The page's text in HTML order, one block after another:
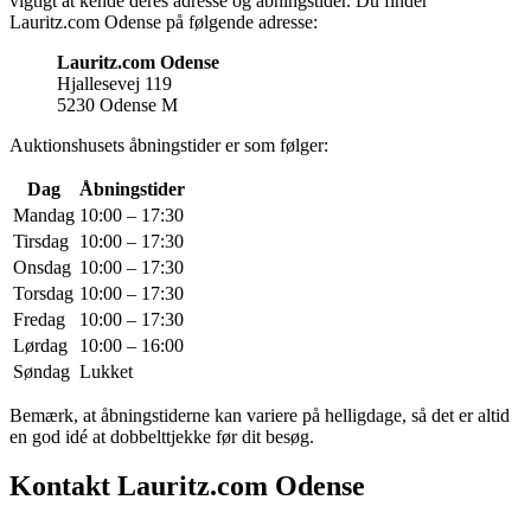
Lauritz.com Odense på følgende adresse:
Lauritz.com Odense
Hjallesevej 119
5230 Odense M
Auktionshusets åbningstider er som følger:
Dag
Åbningstider
Mandag 10:00 – 17:30
Tirsdag 10:00 – 17:30
Onsdag 10:00 – 17:30
Torsdag 10:00 – 17:30
Fredag
10:00 – 17:30
Lørdag
10:00 – 16:00
Søndag Lukket
Bemærk, at åbningstiderne kan variere på helligdage, så det er altid
en god idé at dobbelttjekke før dit besøg.
Kontakt Lauritz.com Odense